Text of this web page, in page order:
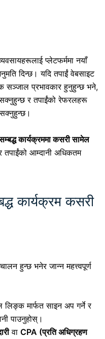
प्लेटफर्ममा नयाँ
दिन्छ। यदि तपाईं वेबसाइट
सञ्जाल प्रभावकार हुनुहुन्छ भने,
र तपाईंको रेफरलहरू
कार्यक्रममा कसरी सामेल
आम्दानी अधिकतम
कार्यक्रम कसरी
हुन्छ भनेर जान्न महत्त्वपूर्ण
मार्फत साइन अप गर्ने र
पाउनुहोस्।
वा CPA (प्रति अधिग्रहण